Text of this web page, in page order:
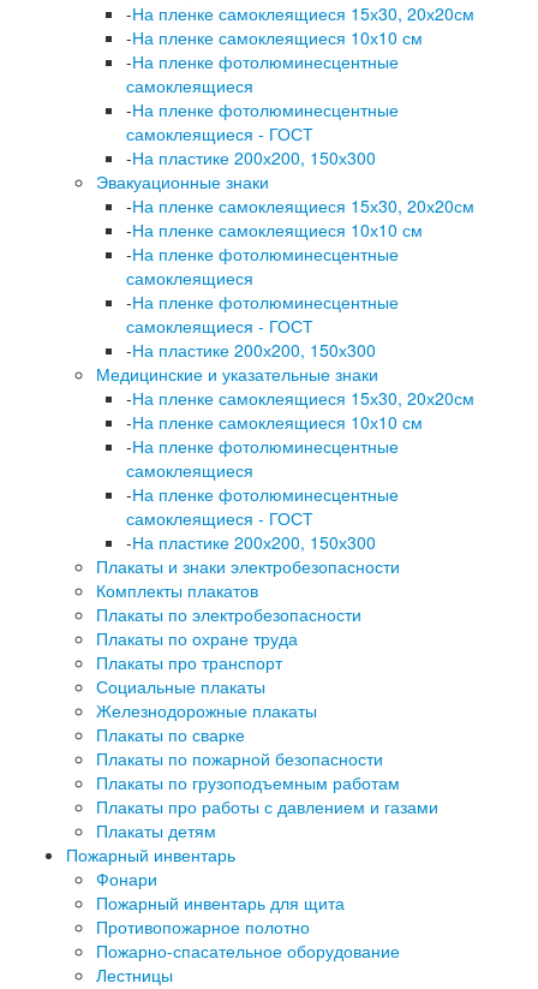
-На пленке самоклеящиеся 15х30, 20х20см
-На пленке самоклеящиеся 10х10 см
-На пленке фотолюминесцентные
самоклеящиеся
-На пленке фотолюминесцентные
самоклеящиеся - ГОСТ
-На пластике 200х200, 150х300
Эвакуационные знаки
-На пленке самоклеящиеся 15х30, 20х20см
-На пленке самоклеящиеся 10х10 см
-На пленке фотолюминесцентные
самоклеящиеся
-На пленке фотолюминесцентные
самоклеящиеся - ГОСТ
-На пластике 200х200, 150х300
Медицинские и указательные знаки
-На пленке самоклеящиеся 15х30, 20х20см
-На пленке самоклеящиеся 10х10 см
-На пленке фотолюминесцентные
самоклеящиеся
-На пленке фотолюминесцентные
самоклеящиеся - ГОСТ
-На пластике 200х200, 150х300
Плакаты и знаки электробезопасности
Комплекты плакатов
Плакаты по электробезопасности
Плакаты по охране труда
Плакаты про транспорт
Социальные плакаты
Железнодорожные плакаты
Плакаты по сварке
Плакаты по пожарной безопасности
Плакаты по грузоподъемным работам
Плакаты про работы с давлением и газами
Плакаты детям
Пожарный инвентарь
Фонари
Пожарный инвентарь для щита
Противопожарное полотно
Пожарно-спасательное оборудование
Лестницы